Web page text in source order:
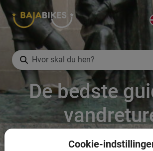
Cookie-
De bedste